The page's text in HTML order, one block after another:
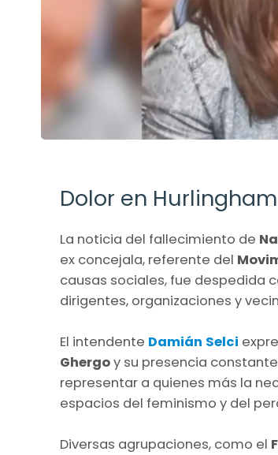
Dolor en
La noticia del fallecimiento de
ex concejala, referente del
causas sociales, fue despedida
dirigentes, organizaciones y
El intendente Damián Selci
Ghergoy su presencia
representar a quienes más la
espacios del feminismo y del
Diversas agrupaciones, como el